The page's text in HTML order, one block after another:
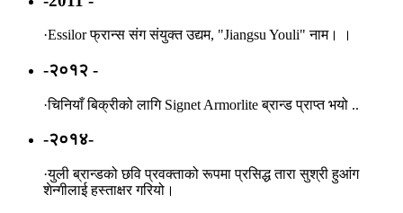
·Essilor फ्रान्स संग संयुक्त उद्यम, "Jiangsu Youli" नाम। ।
-२०१२ -
·चिनियाँ बिक्रीको लागि Signet Armorlite ब्रान्ड प्राप्त भयो ..
-२०१४-
·युली ब्रान्डको छवि प्रवक्ताको रूपमा प्रसिद्ध तारा सुश्री हुआंग
शेन्गीलाई हस्ताक्षर गरियो।